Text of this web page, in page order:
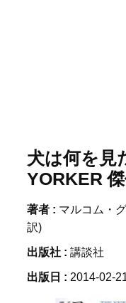
犬は何を見
YORKER
著者 : マルコム・
訳)
出版社 : 講談社
出版日 : 2014-02-